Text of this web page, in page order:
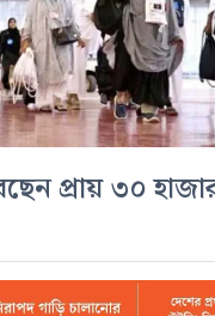
প্রায় ৩০